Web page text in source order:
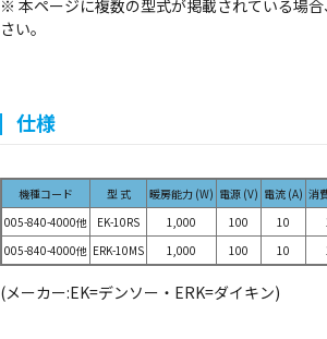
※ 本ページに複数の型式が掲載されている場
さい。
仕様
機種コード 型 式 暖房能力 (W) 電源 (V) 電流 (A) 消
005-840-4000他
EK-10RS 1,000 100 10
005-840-4000他 ERK-10MS 1,000 100 10
(メーカー:EK=デンソー・ERK=ダイキン)